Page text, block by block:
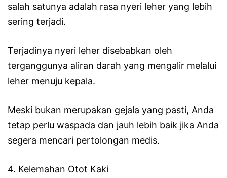
salah satunya adalah rasa nyeri leher yang lebih
sering terjadi.
Terjadinya nyeri leher disebabkan oleh
terganggunya aliran darah yang mengalir melalui
leher menuju kepala.
Meski bukan merupakan gejala yang pasti, Anda
tetap perlu waspada dan jauh lebih baik jika Anda
segera mencari pertolongan medis.
4. Kelemahan Otot Kaki